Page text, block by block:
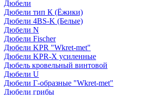
Дюбели
Дюбели тип К (Ёжики)
Дюбели 4BS-K (Белые)
Дюбели N
Дюбели Fischer
Дюбели KPR "Wkret-met"
Дюбели KPR-Х усиленные
Дюбель кровельный винтовой
Дюбели U
Дюбели Г-образные "Wkret-met"
Дюбели грибы